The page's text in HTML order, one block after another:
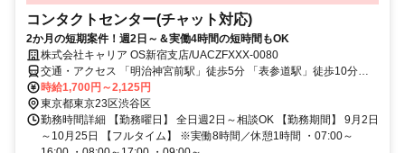
コンタクトセンター(チャット対応)
2か月の短期案件！週2日～＆実働4時間の短時間もOK
株式会社キャリア OS新宿支店/UACZFXXX-0080
交通・アクセス 「明治神宮前駅」徒歩5分 「表参道駅」徒歩10分
「原宿駅」徒歩8分
時給1,700円～2,125円
東京都東京23区渋谷区
勤務時間詳細 【勤務曜日】 全日週2日～相談OK 【勤務期間】 9月2日
～10月25日 【フルタイム】 ※実働8時間／休憩1時間 ・07:00～